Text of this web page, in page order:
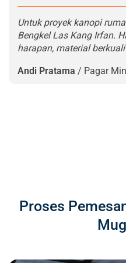
Untuk proyek kanopi
Bengkel Las Kang Irfan.
harapan, material
Andi Pratama / Pagar
Proses